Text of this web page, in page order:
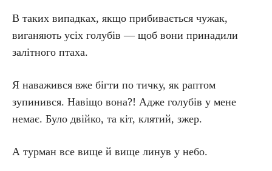
В таких випадках, якщо прибивається чужак,
виганяють усіх голубів — щоб вони принадили
залітного птаха.
Я наважився вже бігти по тичку, як раптом
зупинився. Навіщо вона?! Адже голубів у мене
немає. Було двійко, та кіт, клятий, зжер.
А турман все вище й вище линув у небо.